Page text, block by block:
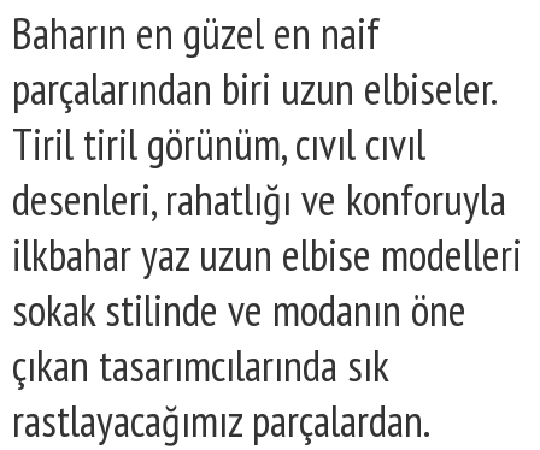
Baharın en güzel en naif
parçalarından biri uzun elbiseler.
Tiril tiril görünüm, cıvıl cıvıl
desenleri, rahatlığı ve konforuyla
ilkbahar yaz uzun elbise modelleri
sokak stilinde ve modanın öne
çıkan tasarımcılarında sık
rastlayacağımız parçalardan.